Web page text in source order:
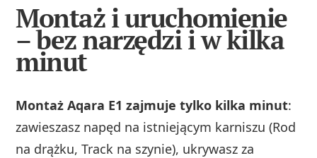
Montaż i uruchomienie
– bez narzędzi i w kilka
minut
Montaż Aqara E1 zajmuje tylko kilka minut:
zawieszasz napęd na istniejącym karniszu (Rod
na drążku, Track na szynie), ukrywasz za